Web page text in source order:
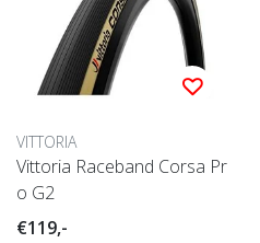
VITTORIA
Vittoria Raceband Corsa Pr
o G2
€119,-